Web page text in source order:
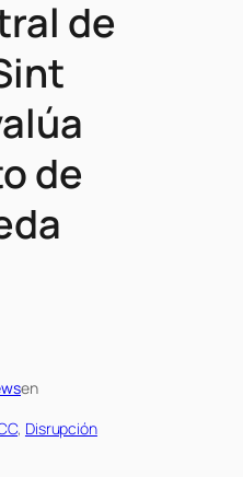
de
de
en
, Disrupción